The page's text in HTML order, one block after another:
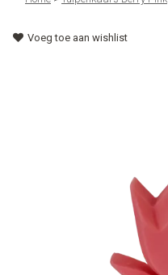
Juwelen & Accessoires
Voeg toe aan wishlist